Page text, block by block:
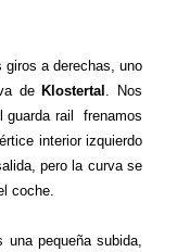
a derechas, uno
deKlostertal . Nos
guarda rail frenamos
interior izquierdo
pero la curva se
coche.
pequeña subida,